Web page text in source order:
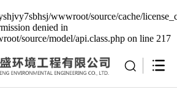
wwwroot/source/cache/
denied in
source/model/api.class.php on line 217